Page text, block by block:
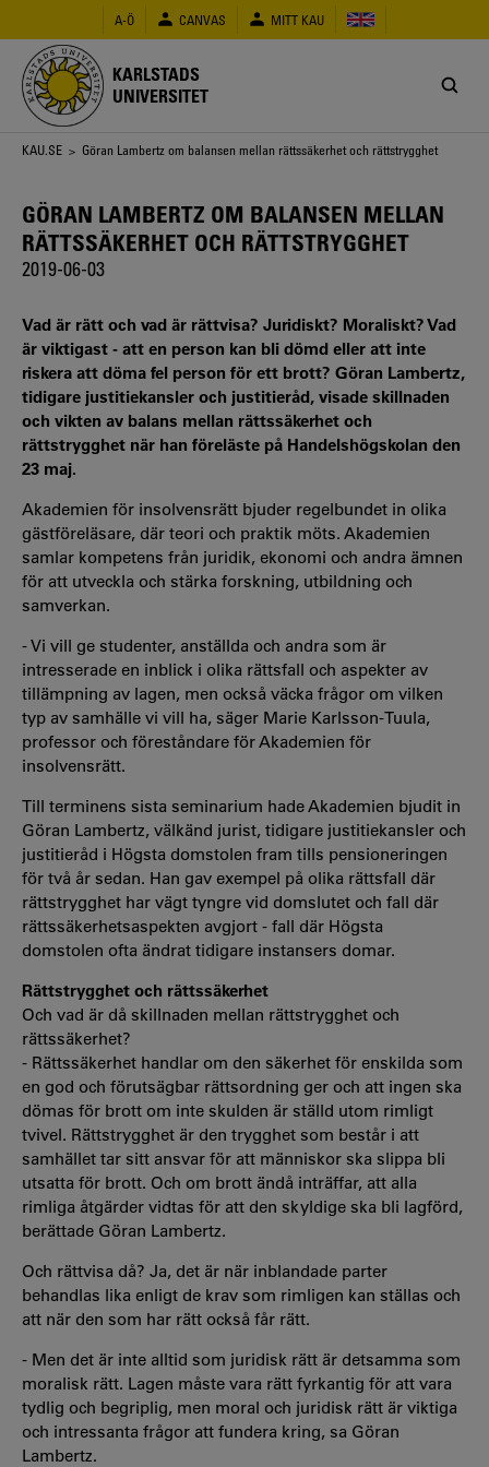
huvudinnehåll
A-Ö CANVAS MITT KAU
KARLSTADS
UNIVERSITET
Länkstig
KAU.SE > Göran Lambertz om balansen mellan rättssäkerhet och rättstrygghet
GÖRAN LAMBERTZ OM BALANSEN MELLAN
RÄTTSSÄKERHET OCH RÄTTSTRYGGHET
2019-06-03
Vad är rätt och vad är rättvisa? Juridiskt? Moraliskt? Vad
är viktigast - att en person kan bli dömd eller att inte
riskera att döma fel person för ett brott? Göran Lambertz,
tidigare justitiekansler och justitieråd, visade skillnaden
och vikten av balans mellan rättssäkerhet och
rättstrygghet när han föreläste på Handelshögskolan den
23 maj.
Akademien för insolvensrätt bjuder regelbundet in olika
gästföreläsare, där teori och praktik möts. Akademien
samlar kompetens från juridik, ekonomi och andra ämnen
för att utveckla och stärka forskning, utbildning och
samverkan.
- Vi vill ge studenter, anställda och andra som är
intresserade en inblick i olika rättsfall och aspekter av
tillämpning av lagen, men också väcka frågor om vilken
typ av samhälle vi vill ha, säger Marie Karlsson-Tuula,
professor och föreståndare för Akademien för
insolvensrätt.
Till terminens sista seminarium hade Akademien bjudit in
Göran Lambertz, välkänd jurist, tidigare justitiekansler och
justitieråd i Högsta domstolen fram tills pensioneringen
för två år sedan. Han gav exempel på olika rättsfall där
rättstrygghet har vägt tyngre vid domslutet och fall där
rättssäkerhetsaspekten avgjort - fall där Högsta
domstolen ofta ändrat tidigare instansers domar.
Rättstrygghet och rättssäkerhet
Och vad är då skillnaden mellan rättstrygghet och
rättssäkerhet?
- Rättssäkerhet handlar om den säkerhet för enskilda som
en god och förutsägbar rättsordning ger och att ingen ska
dömas för brott om inte skulden är ställd utom rimligt
tvivel. Rättstrygghet är den trygghet som består i att
samhället tar sitt ansvar för att människor ska slippa bli
utsatta för brott. Och om brott ändå inträffar, att alla
rimliga åtgärder vidtas för att den skyldige ska bli lagförd,
berättade Göran Lambertz.
Och rättvisa då? Ja, det är när inblandade parter
behandlas lika enligt de krav som rimligen kan ställas och
att när den som har rätt också får rätt.
- Men det är inte alltid som juridisk rätt är detsamma som
moralisk rätt. Lagen måste vara rätt fyrkantig för att vara
tydlig och begriplig, men moral och juridisk rätt är viktiga
och intressanta frågor att fundera kring, sa Göran
Lambertz.